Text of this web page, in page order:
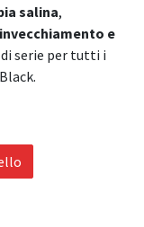
salina,
e
serie per tutti i